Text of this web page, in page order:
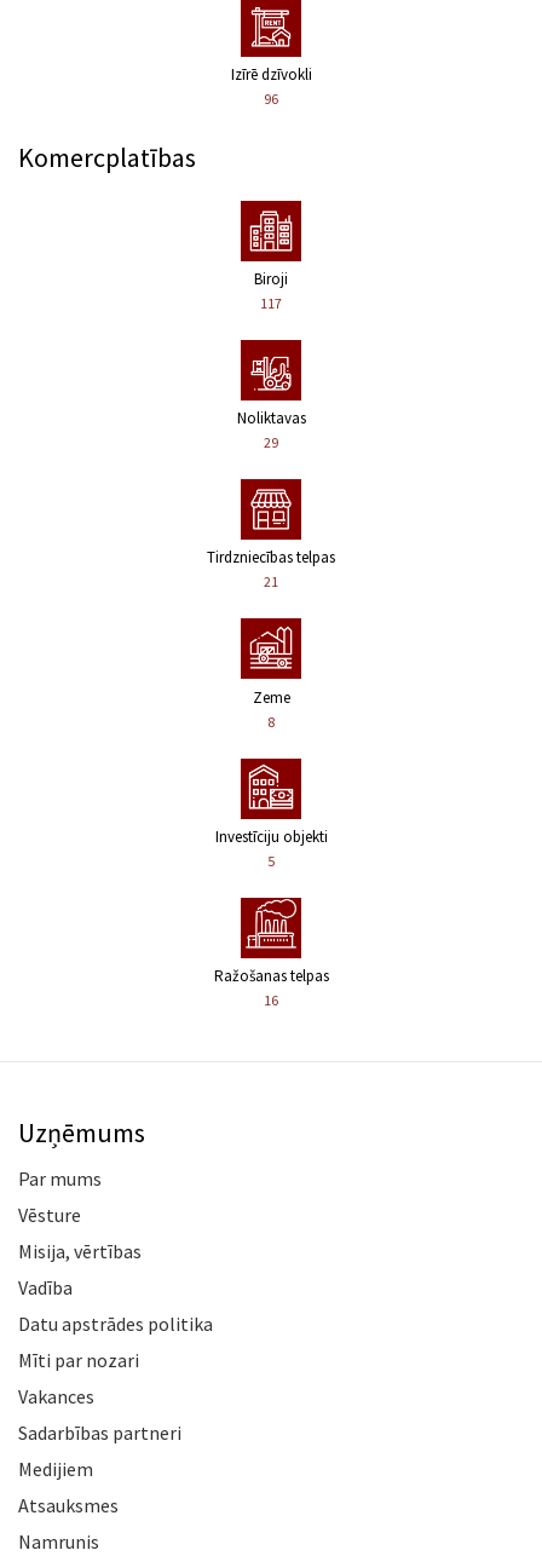
Izīrē dzīvokli
96
Komercplatības
Biroji
117
Noliktavas
29
Tirdzniecības telpas
21
Zeme
8
Investīciju objekti
5
Ražošanas telpas
16
Uzņēmums
Par mums
Vēsture
Misija, vērtības
Vadība
Datu apstrādes politika
Mīti par nozari
Vakances
Sadarbības partneri
Medijiem
Atsauksmes
Namrunis